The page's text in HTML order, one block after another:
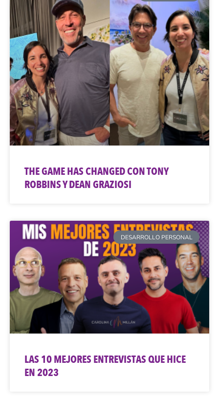
THE GAME HAS CHANGED CON TONY
ROBBINS Y DEAN GRAZIOSI
DESARROLLO PERSONAL
LAS 10 MEJORES ENTREVISTAS QUE HICE
EN 2023